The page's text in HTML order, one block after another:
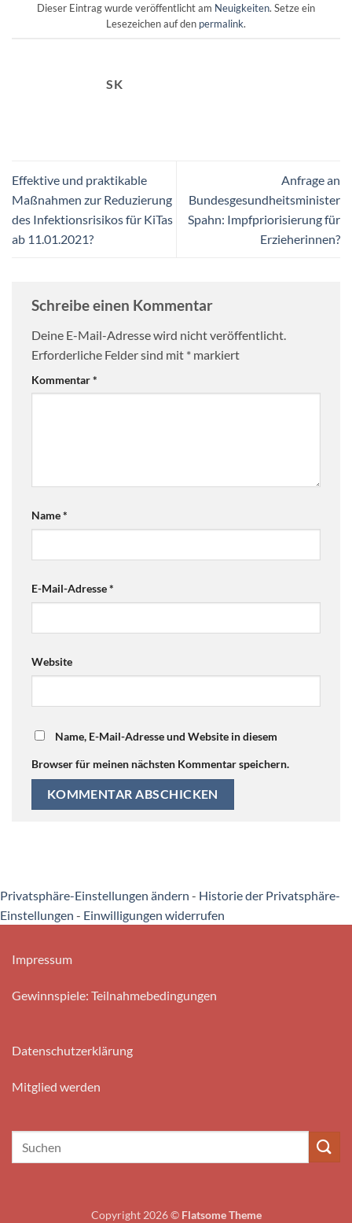
Dieser Eintrag wurde veröffentlicht am Neuigkeiten. Setze ein
Lesezeichen auf den permalink.
SK
Effektive und praktikable
Maßnahmen zur Reduzierung
des Infektionsrisikos für KiTas
ab 11.01.2021?
Anfrage an
Bundesgesundheitsminister
Spahn: Impfpriorisierung für
Erzieherinnen?
Schreibe einen Kommentar
Deine E-Mail-Adresse wird nicht veröffentlicht.
Erforderliche Felder sind mit * markiert
Kommentar*
Name*
E-Mail-Adresse*
Website
Name, E-Mail-Adresse und Website in diesem
Browser für meinen nächsten Kommentar speichern.
Privatsphäre-Einstellungen ändern - Historie der Privatsphäre-
Einstellungen - Einwilligungen widerrufen
Impressum
Gewinnspiele: Teilnahmebedingungen
Datenschutzerklärung
Mitglied werden
Copyright 2026 © Flatsome Theme